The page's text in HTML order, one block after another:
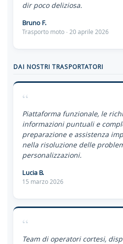
dir poco deliziosa.
Bruno F.
Trasporto moto · 20 aprile 2026
DAI NOSTRI TRASPORTATORI
“
Piattaforma funzionale, le
informazioni puntuali e
preparazione e assistenza
nella risoluzione delle
personalizzazioni.
Lucia B.
15 marzo 2026
“
Team di operatori cortesi,